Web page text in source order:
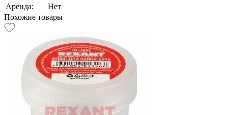
Аренда:
Нет
Похожие товары